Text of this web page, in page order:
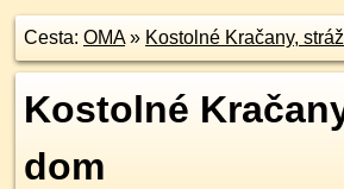
Cesta: OMA» Kostolné Kračany,
Kostolné
dom